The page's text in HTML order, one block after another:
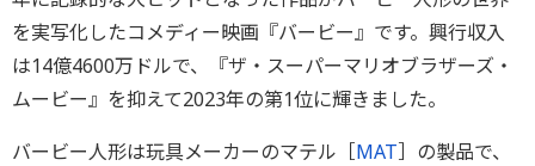
を実写化したコメディー映画『バービー』です。興行収入
は14億4600万ドルで、『ザ・スーパーマリオブラザーズ・
ムービー』を抑えて2023年の第1位に輝きました。
バービー人形は玩具メーカーのマテル［MAT］の製品で、